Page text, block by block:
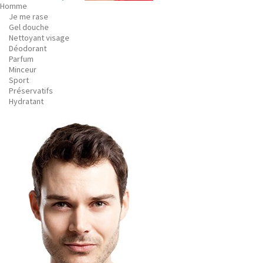
Homme
Je me rase
Gel douche
Nettoyant visage
Déodorant
Parfum
Minceur
Sport
Préservatifs
Hydratant